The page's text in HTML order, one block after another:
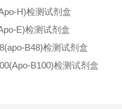
H)检测试剂盒
E)检测试剂盒
B48)检测试剂盒
B100)检测试剂盒